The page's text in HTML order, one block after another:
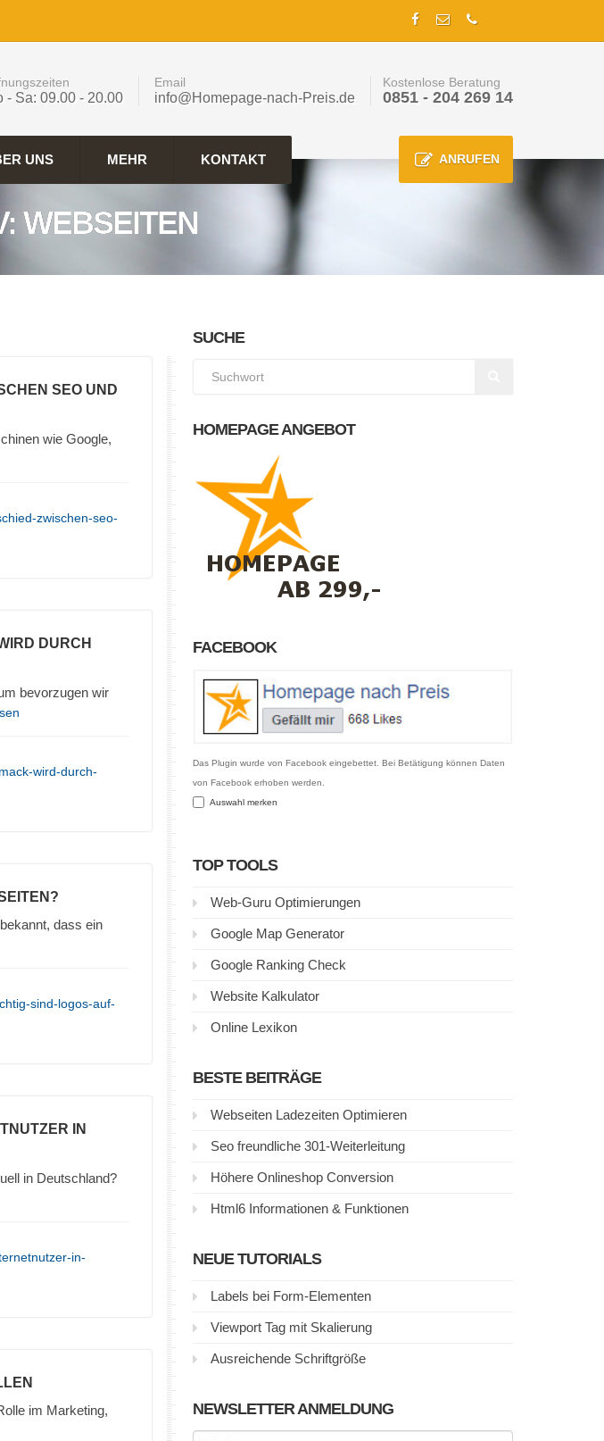
- Sa: 09.00 - 20.00
Email
info@Homepage-nach-Preis.de
Kostenlose Beratung
0851 - 204 269 14
UNS MEHR KONTAKT ANRUFEN
WEBSEITEN
SEO UND
wie Google,
zwischen-seo-
DURCH
bevorzugen wir
wird-durch-
dass ein
sind-logos-auf-
IN
in Deutschland?
in-
im Marketing,
SUCHE
HOMEPAGE ANGEBOT
FACEBOOK
Das Plugin wurde von Facebook eingebettet. Bei Betätigung können Daten
von Facebook erhoben werden.
Auswahl merken
TOP TOOLS
Web-Guru Optimierungen
Google Map Generator
Google Ranking Check
Website Kalkulator
Online Lexikon
BESTE BEITRÄGE
Webseiten Ladezeiten Optimieren
Seo freundliche 301-Weiterleitung
Höhere Onlineshop Conversion
Html6 Informationen & Funktionen
NEUE TUTORIALS
Labels bei Form-Elementen
Viewport Tag mit Skalierung
Ausreichende Schriftgröße
NEWSLETTER ANMELDUNG